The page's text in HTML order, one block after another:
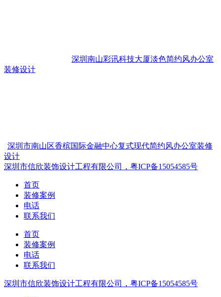
深圳南山彩讯科技大厦淡色简约风办公室
装修设计
深圳市南山区香槟国际金融中心复式现代简约风办公室装修
设计
深圳市信欣装饰设计工程有限公司，粤ICP备15054585号
首页
装修案例
电话
联系我们
首页
装修案例
电话
联系我们
深圳市信欣装饰设计工程有限公司，粤ICP备15054585号